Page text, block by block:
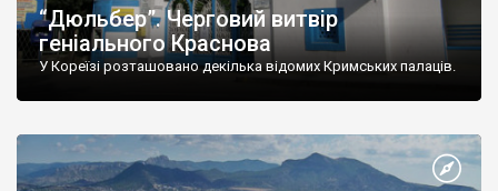
“Дюльбер”. Черговий витвір
геніального Краснова
У Кореїзі розташовано декілька відомих Кримських палаців.